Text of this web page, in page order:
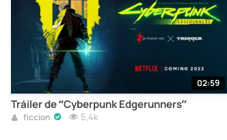
02:59
Tráiler de “Cyberpunk Edgerunners”
ficcion 5,4k